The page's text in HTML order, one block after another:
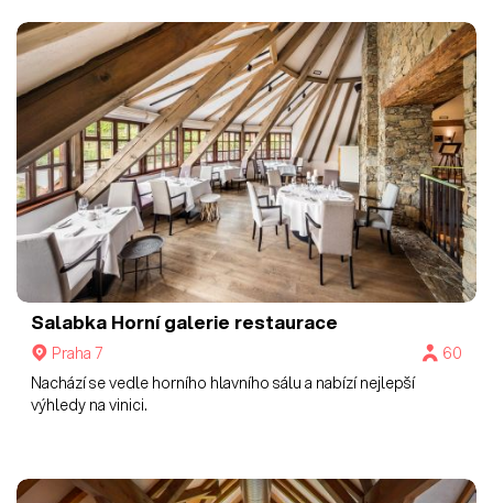
Salabka Horní galerie restaurace
Praha 7
60
Nachází se vedle horního hlavního sálu a nabízí nejlepší
výhledy na vinici.